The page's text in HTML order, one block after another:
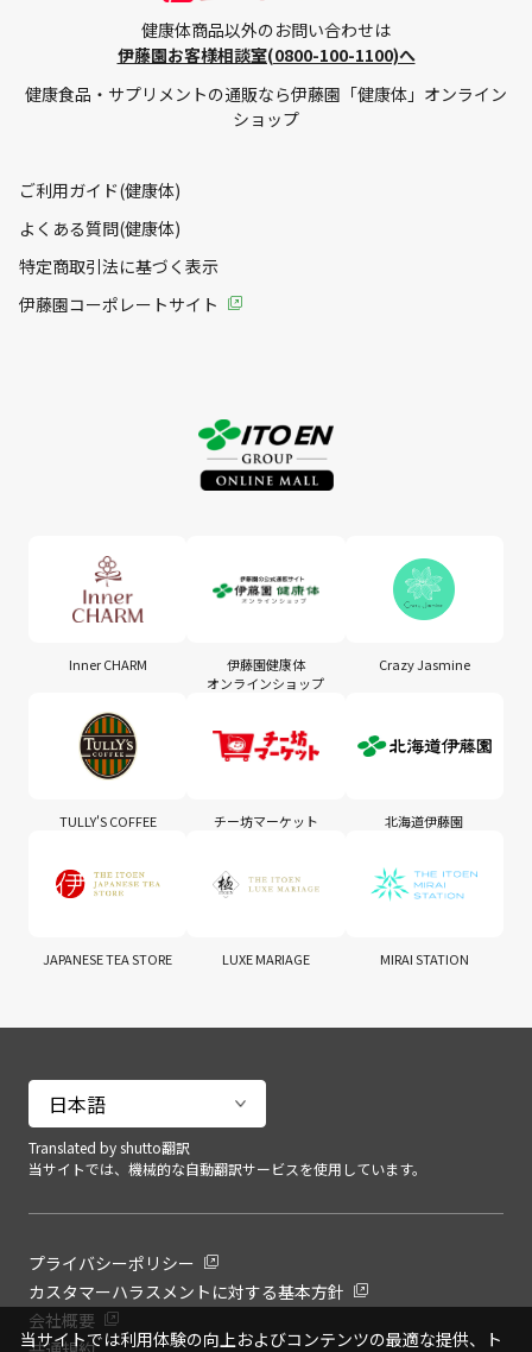
健康体商品以外のお問い合わせは
伊藤園お客様相談室(0800-100-1100)へ
健康食品・サプリメントの通販なら伊藤園「健康体」オンライン
ショップ
ご利用ガイド(健康体)
よくある質問(健康体)
特定商取引法に基づく表示
伊藤園コーポレートサイト
Translated by shutto翻訳
当サイトでは、機械的な自動翻訳サービスを使用しています。
Inner CHARM
伊藤園健康体
オンラインショップ
Crazy Jasmine
TULLY'S COFFEE チー坊マーケット 北海道伊藤園
JAPANESE TEA STORE LUXE MARIAGE MIRAI STATION
プライバシーポリシー
カスタマーハラスメントに対する基本方針
会社概要
当サイトでは利用体験の向上およびコンテンツの最適な提供、ト